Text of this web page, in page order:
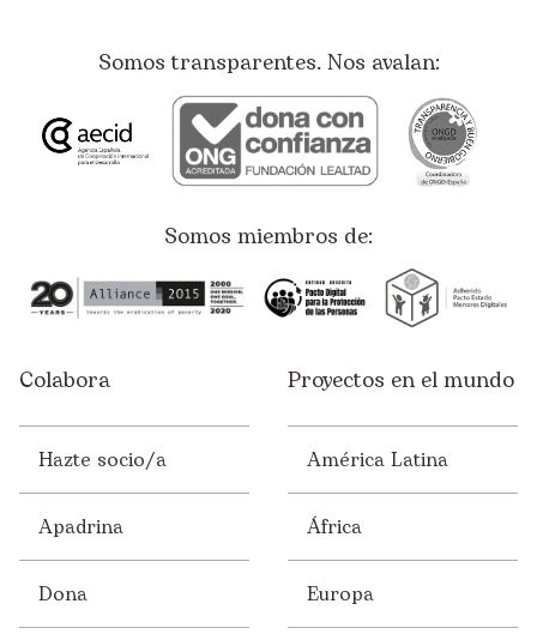
Somos transparentes. Nos avalan:
Somos miembros de:
Colabora
Hazte socio/a
Apadrina
Dona
Proyectos en el mundo
América Latina
África
Europa